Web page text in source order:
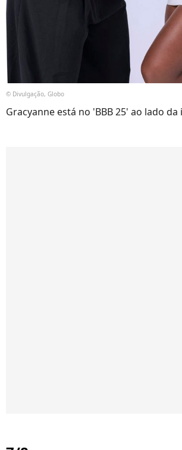
© Divulgação, Globo
Gracyanne está no 'BBB 25' ao lado